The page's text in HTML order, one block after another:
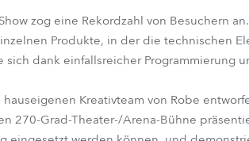
iPAINTE® iTetra2™ iBeam 350™
TX1 PosiProfile™
zog eine Rekordzahl von Besuchern
Produkte, in der die technischen
dank einfallsreicher Programmierung
hauseigenen Kreativteam von Robe
270-Grad-Theater-/Arena-Bühne